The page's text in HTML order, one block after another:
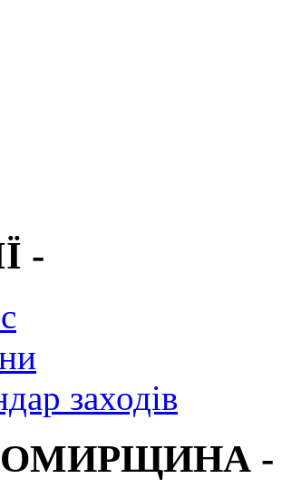
-
заходів
-